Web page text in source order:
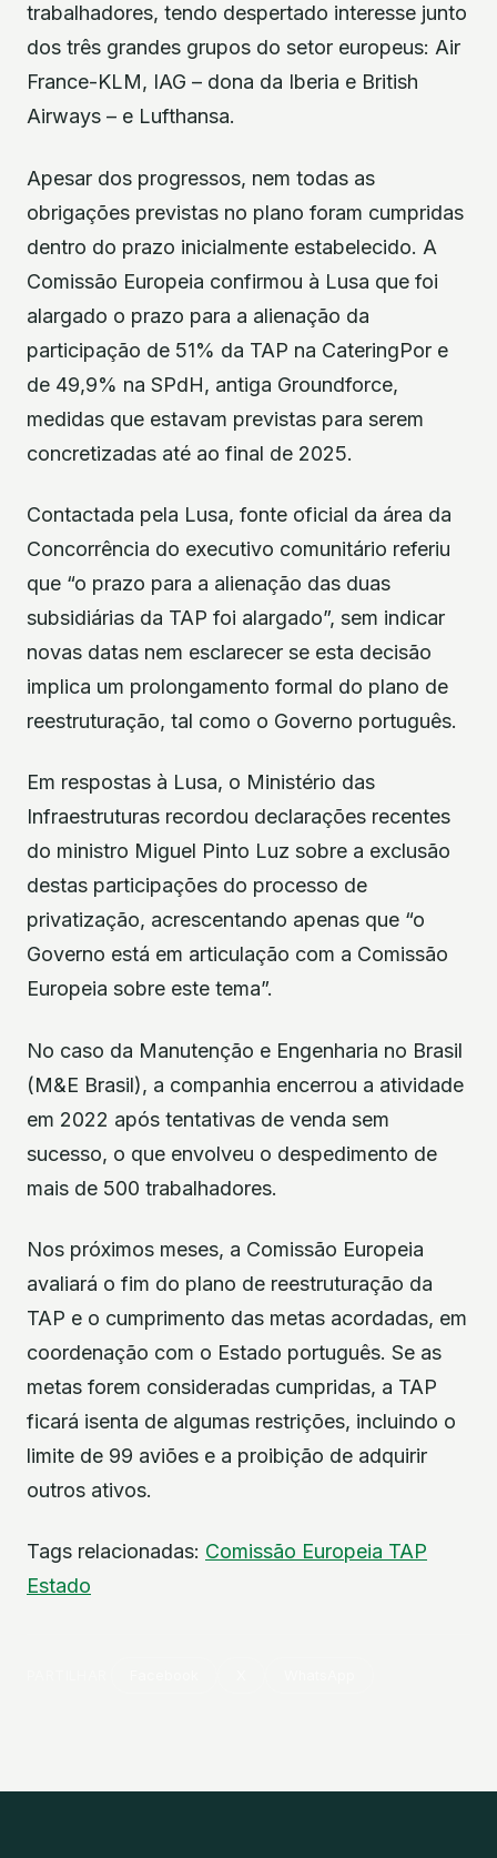
trabalhadores, tendo despertado interesse junto
dos três grandes grupos do setor europeus: Air
France-KLM, IAG – dona da Iberia e British
Airways – e Lufthansa.
Apesar dos progressos, nem todas as
obrigações previstas no plano foram cumpridas
dentro do prazo inicialmente estabelecido. A
Comissão Europeia confirmou à Lusa que foi
alargado o prazo para a alienação da
participação de 51% da TAP na CateringPor e
de 49,9% na SPdH, antiga Groundforce,
medidas que estavam previstas para serem
concretizadas até ao final de 2025.
Contactada pela Lusa, fonte oficial da área da
Concorrência do executivo comunitário referiu
que “o prazo para a alienação das duas
subsidiárias da TAP foi alargado”, sem indicar
novas datas nem esclarecer se esta decisão
implica um prolongamento formal do plano de
reestruturação, tal como o Governo português.
Em respostas à Lusa, o Ministério das
Infraestruturas recordou declarações recentes
do ministro Miguel Pinto Luz sobre a exclusão
destas participações do processo de
privatização, acrescentando apenas que “o
Governo está em articulação com a Comissão
Europeia sobre este tema”.
No caso da Manutenção e Engenharia no Brasil
(M&E Brasil), a companhia encerrou a atividade
em 2022 após tentativas de venda sem
sucesso, o que envolveu o despedimento de
mais de 500 trabalhadores.
Nos próximos meses, a Comissão Europeia
avaliará o fim do plano de reestruturação da
TAP e o cumprimento das metas acordadas, em
coordenação com o Estado português. Se as
metas forem consideradas cumpridas, a TAP
ficará isenta de algumas restrições, incluindo o
limite de 99 aviões e a proibição de adquirir
outros ativos.
Tags relacionadas: Comissão Europeia TAP
Estado